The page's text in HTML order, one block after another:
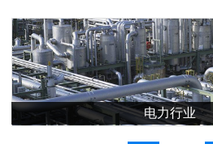
电力行业